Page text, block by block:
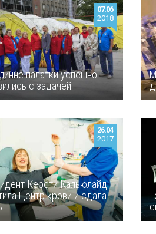
палатки успешно
с задачей!
07.06
2018
Керсти Кальюлайд
Центр крови и сдала
26.04
2017